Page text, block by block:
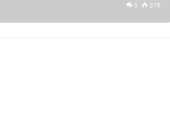
0 378